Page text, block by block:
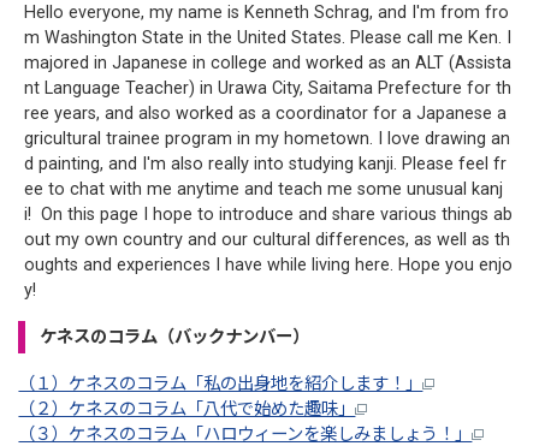
Hello everyone, my name is Kenneth Schrag, and I'm from fro
m Washington State in the United States. Please call me Ken. I
majored in Japanese in college and worked as an ALT (Assista
nt Language Teacher) in Urawa City, Saitama Prefecture for th
ree years, and also worked as a coordinator for a Japanese a
gricultural trainee program in my hometown. I love drawing an
d painting, and I'm also really into studying kanji. Please feel fr
ee to chat with me anytime and teach me some unusual kanj
i! On this page I hope to introduce and share various things ab
out my own country and our cultural differences, as well as th
oughts and experiences I have while living here. Hope you enjo
y!
ケネスのコラム（バックナンバー）
（１）ケネスのコラム「私の出身地を紹介します！」
（２）ケネスのコラム「八代で始めた趣味」
（３）ケネスのコラム「ハロウィーンを楽しみましょう！」